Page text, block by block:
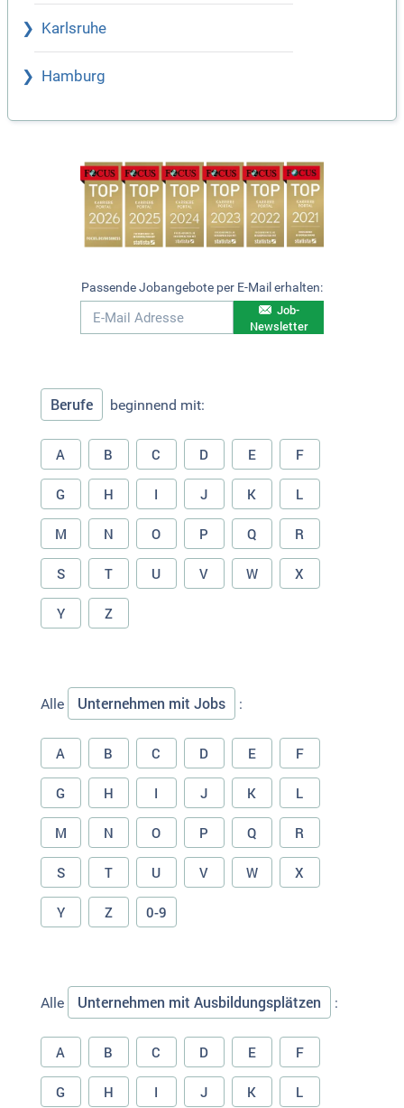
Karlsruhe
Hamburg
Passende Jobangebote per E-Mail erhalten:
Job-
Newsletter
Berufe beginnend mit:
A B C D E F
G H I J K L
M N O P Q R
S T U V W X
Y Z
Alle Unternehmen mit Jobs :
A B C D E F
G H I J K L
M N O P Q R
S T U V W X
Y Z 0-9
Alle Unternehmen mit Ausbildungsplätzen :
A B C D E F
G H I J K L